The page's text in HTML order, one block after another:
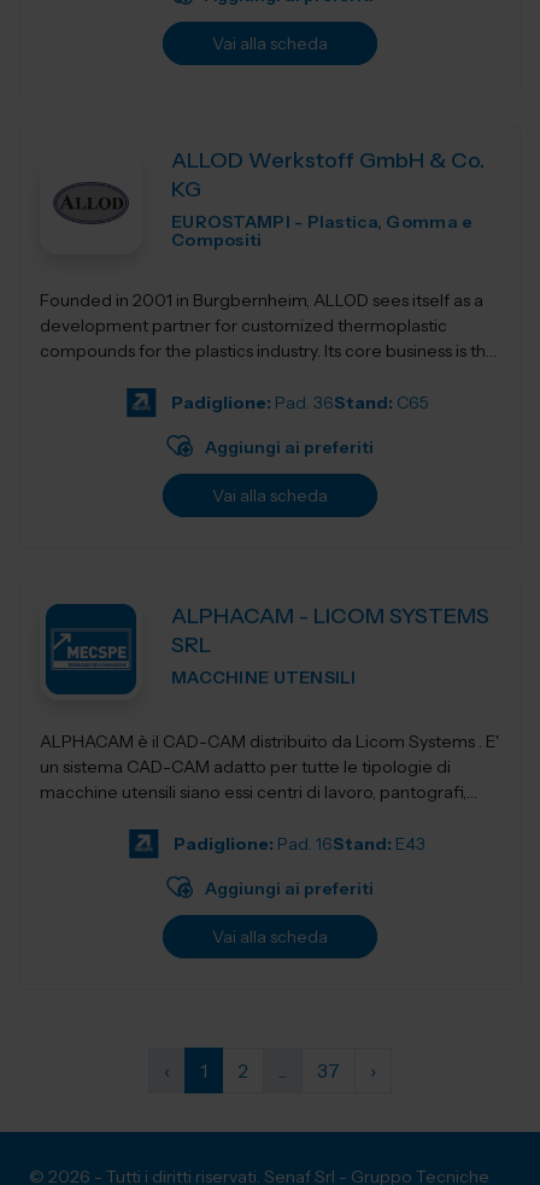
Vai alla scheda
ALLOD Werkstoff GmbH & Co.
KG
EUROSTAMPI - Plastica, Gomma e
Compositi
Founded in 2001 in Burgbernheim, ALLOD sees itself as a
development partner for customized thermoplastic
compounds for the plastics industry. Its core business is the
Padiglione: Pad. 36Stand: C65
Aggiungi ai preferiti
Vai alla scheda
ALPHACAM - LICOM SYSTEMS
SRL
MACCHINE UTENSILI
ALPHACAM è il CAD-CAM distribuito da Licom Systems . E'
un sistema CAD-CAM adatto per tutte le tipologie di
macchine utensili siano essi centri di lavoro, pantografi,
Padiglione: Pad. 16Stand: E43
Aggiungi ai preferiti
Vai alla scheda
‹ 1 2 ... 37 ›
© 2026 - Tutti i diritti riservati. Senaf Srl - Gruppo Tecniche